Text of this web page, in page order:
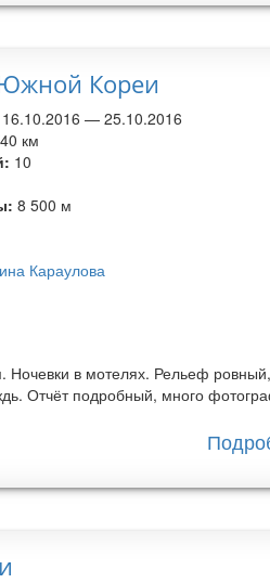
Южной Кореи
16.10.2016 —25.10.2016
км
10
8 500 м
Караулова
Ночевки в мотелях. Рельеф
Отчёт подробный, много